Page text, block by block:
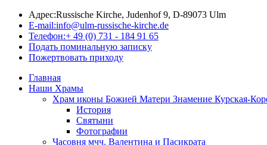
Адрес:Russische Kirche, Judenhof 9, D-89073 Ulm
E-mail:info@ulm-russische-kirche.de
Телефон:+ 49 (0) 731 - 184 91 65
Подать поминальную записку
Пожертвовать приходу
Главная
Наши Храмы
Храм иконы Божией Матери Знамение Курская-
История
Святыни
Фотографии
Часовня мчч. Валентина и Пасикрата